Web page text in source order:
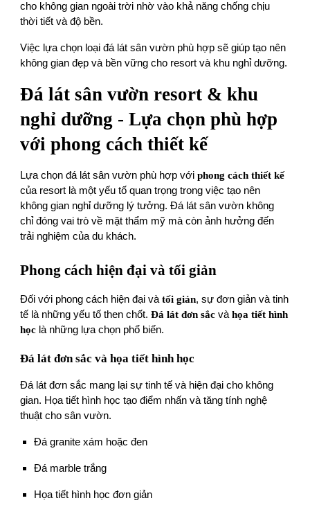
cho không gian ngoài trời nhờ vào khả năng chống chịu
thời tiết và độ bền.
Việc lựa chọn loại đá lát sân vườn phù hợp sẽ giúp tạo nên
không gian đẹp và bền vững cho resort và khu nghỉ dưỡng.
Đ á lát sân vườn resort & khu
nghỉ dưỡng - Lựa chọn phù hợp
với phong cách thiết kế
Lựa chọn đá lát sân vườn phù hợp vớiphong cách thiết kế
của resort là một yếu tố quan trọng trong việc tạo nên
không gian nghỉ dưỡng lý tưởng. Đá lát sân vườn không
chỉ đóng vai trò về mặt thẩm mỹ mà còn ảnh hưởng đến
trải nghiệm của du khách.
Phong cách hiện đại và tối giản
Đối với phong cách hiện đại vàtối giản, sự đơn giản và tinh
tế là những yếu tố then chốt.Đá lát đơn sắc vàhọa tiết hình
học là những lựa chọn phổ biến.
Đá lát đơn sắc và họa tiết hình học
Đá lát đơn sắc mang lại sự tinh tế và hiện đại cho không
gian. Họa tiết hình học tạo điểm nhấn và tăng tính nghệ
thuật cho sân vườn.
Đá granite xám hoặc đen
Đá marble trắng
Họa tiết hình học đơn giản